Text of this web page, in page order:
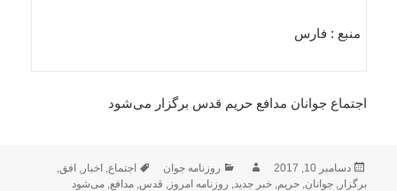
منبع : فارس
اجتماع جوانان مدافع حریم قدس برگزار می‌شود
ارسال
شده
دسامبر 10, 2017 نویسندهدسته‌ها
روزنامه جوان برچسب‌ها
اجتماع, اخبار, افق,
برگزار,جوانان,حریم,خبر جدید, روزنامه امروز, قدس,مدافع,می‌شود